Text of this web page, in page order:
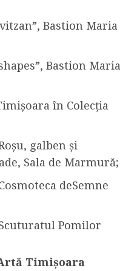
Bastion Maria
Bastion Maria
în Colecția
galben și
Sala de Marmură;
deSemne
Pomilor
Timișoara